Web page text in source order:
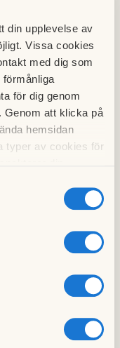
din upplevelse av
Vissa cookies
med dig som
för dig genom
Genom att klicka på
hemsidan
typer av cookies för
m.m